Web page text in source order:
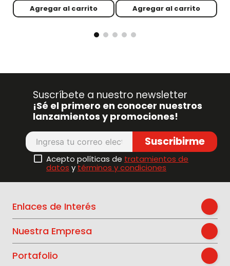
Agregar al carrito Agregar al carrito
Suscríbete a nuestro newsletter
¡Sé el primero en conocer nuestros
lanzamientos y promociones!
Suscribirme
Acepto políticas de tratamientos de
datos y términos y condiciones
Enlaces de Interés
Nuestra Empresa
Portafolio